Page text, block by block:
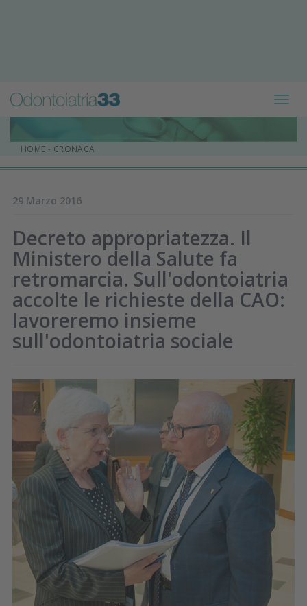
HOME - CRONACA
29 Marzo 2016
Decreto appropriatezza. Il
Ministero della Salute fa
retromarcia. Sull'odontoiatria
accolte le richieste della CAO:
lavoreremo insieme
sull'odontoiatria sociale